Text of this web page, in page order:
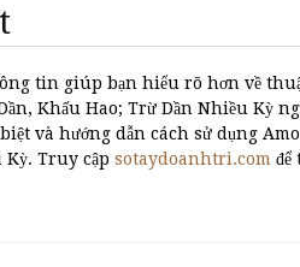
tin giúp bạn hiểu rõ hơn về
Khấu Hao; Trừ Dần Nhiều Kỳ
và hướng dẫn cách sử dụng
Kỳ. Truy cập sotaydoanhtri.com để